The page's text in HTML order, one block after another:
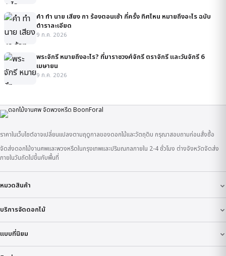
คํา ทํา นาย เสียง กา ร้องตอนเช้า กี่ครั้ง ทิศไหน หมายถึงอะไร ฉบับ
ตำราละเอียด
9 ก.ค. 2026
พระจักรี หมายถึงอะไร? ที่มาราชวงศ์จักรี ตราจักรี และวันจักรี 6
เมษายน
9 ก.ค. 2026
ราคาในเว็บไซต์อาจเปลี่ยนแปลงตามฤดูกาลของดอกไม้และวัตถุดิบ กรุณาสอบถามก่อนสั่งซื้อ
จัดส่งดอกไม้งานศพและพวงหรีดในกรุงเทพและปริมณฑลภายใน 2-4 ชั่วโมง ต่างจังหวัดจัดส่ง
ภายในวันถัดไปขึ้นกับพื้นที่
หมวดสินค้า
บริการจัดดอกไม้
แบบที่นิยม